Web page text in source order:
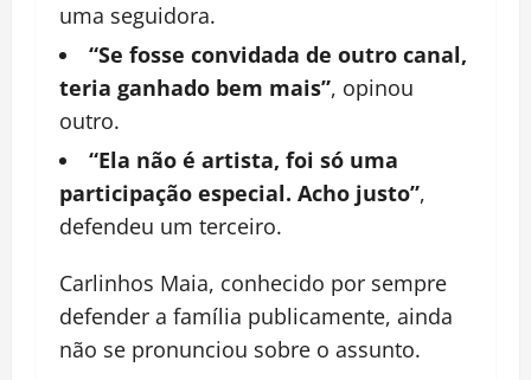
uma seguidora.
“Se fosse convidada de outro canal,
teria ganhado bem mais”, opinou
outro.
“Ela não é artista, foi só uma
participação especial. Acho justo”,
defendeu um terceiro.
Carlinhos Maia, conhecido por sempre
defender a família publicamente, ainda
não se pronunciou sobre o assunto.